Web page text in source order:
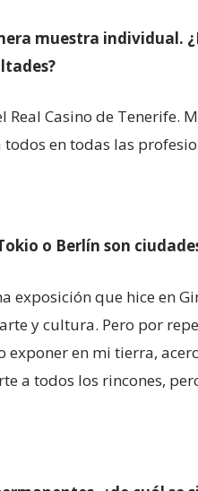
muestra
Casino de Tenerife.
en todas las
o Berlín son
exposición que hice en
y cultura. Pero por
en mi tierra,
a todos los rincones,